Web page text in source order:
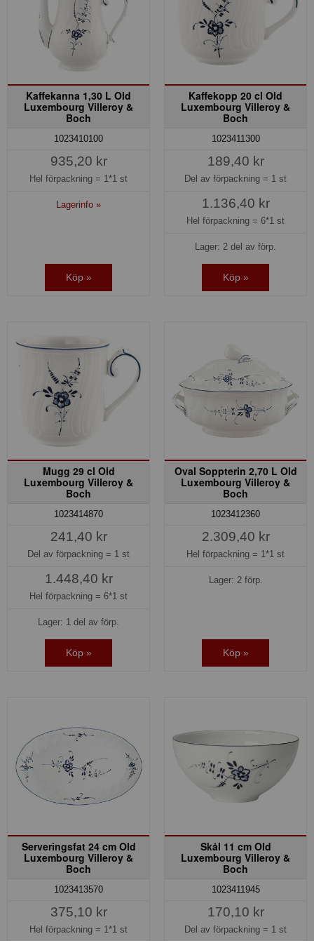
Kaffekanna 1,30 L Old
Luxembourg Villeroy &
Boch
1023410100
935,20 kr
Hel förpackning = 1*1 st
Lagerinfo »
Köp »
Kaffekopp 20 cl Old
Luxembourg Villeroy &
Boch
1023411300
189,40 kr
Del av förpackning = 1 st
1.136,40 kr
Hel förpackning = 6*1 st
Lager: 2 del av förp.
Köp »
Mugg 29 cl Old
Luxembourg Villeroy &
Boch
1023414870
241,40 kr
Del av förpackning = 1 st
1.448,40 kr
Hel förpackning = 6*1 st
Lager: 1 del av förp.
Köp »
Oval Soppterin 2,70 L Old
Luxembourg Villeroy &
Boch
1023412360
2.309,40 kr
Hel förpackning = 1*1 st
Lager: 2 förp.
Köp »
Serveringsfat 24 cm Old
Luxembourg Villeroy &
Boch
1023413570
375,10 kr
Hel förpackning = 1*1 st
Skål 11 cm Old
Luxembourg Villeroy &
Boch
1023411945
170,10 kr
Del av förpackning = 1 st